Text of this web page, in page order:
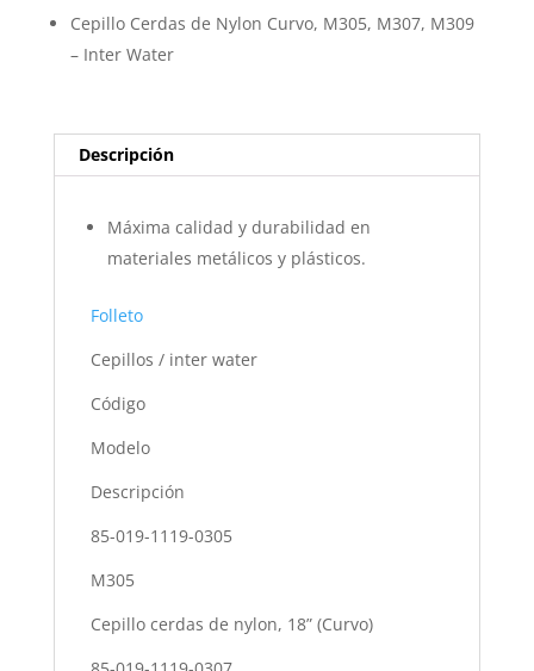
Cepillo Cerdas de Nylon Curvo, M305, M307, M309
– Inter Water
Descripción
Máxima calidad y durabilidad en
materiales metálicos y plásticos.
Folleto
Cepillos / inter water
Código
Modelo
Descripción
85-019-1119-0305
M305
Cepillo cerdas de nylon, 18” (Curvo)